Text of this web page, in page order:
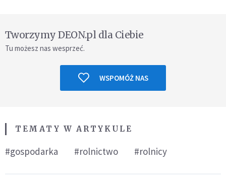
Tworzymy DEON.pl dla Ciebie
Tu możesz nas wesprzeć.
WSPOMÓŻ NAS
TEMATY W ARTYKULE
#gospodarka #rolnictwo #rolnicy